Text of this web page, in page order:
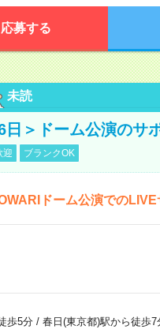
応募する
未読
＞ドーム公演のサ
迎 ブランクOK
ドーム公演でのLIVE
歩5分/ 春日(東京都)駅から徒歩7